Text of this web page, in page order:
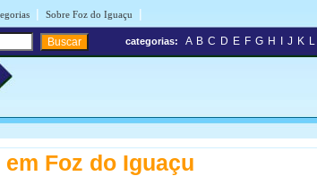
| Sobre Foz do Iguaçu |
categorias: A B C D E F G H J K L
Foz do Iguaçu